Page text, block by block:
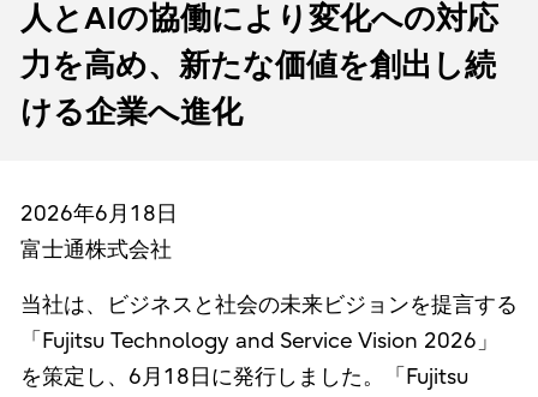
人とAIの協働により変化への対応
力を高め、新たな価値を創出し続
ける企業へ進化
2026年6月18日
富士通株式会社
当社は、ビジネスと社会の未来ビジョンを提言する
「Fujitsu Technology and Service Vision 2026」
を策定し、6月18日に発行しました。「Fujitsu